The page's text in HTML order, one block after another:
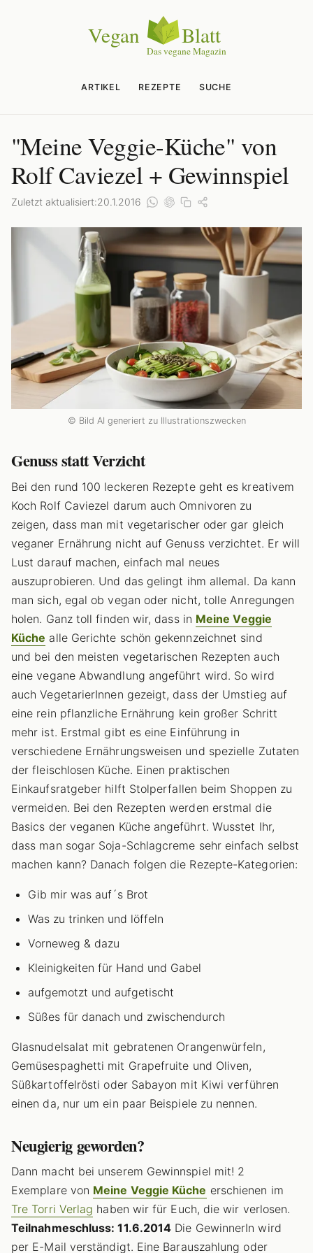
ARTIKEL REZEPTE SUCHE
"Meine Veggie-Küche" von
Rolf Caviezel + Gewinnspiel
Zuletzt aktualisiert:20.1.2016
© Bild AI generiert zu Illustrationszwecken
Genuss statt Verzicht
Bei den rund 100 leckeren Rezepte geht es kreativem
Koch Rolf Caviezel darum auch Omnivoren zu
zeigen, dass man mit vegetarischer oder gar gleich
veganer Ernährung nicht auf Genuss verzichtet. Er will
Lust darauf machen, einfach mal neues
auszuprobieren. Und das gelingt ihm allemal. Da kann
man sich, egal ob vegan oder nicht, tolle Anregungen
holen. Ganz toll finden wir, dass in Meine Veggie
Küche alle Gerichte schön gekennzeichnet sind
und bei den meisten vegetarischen Rezepten auch
eine vegane Abwandlung angeführt wird. So wird
auch VegetarierInnen gezeigt, dass der Umstieg auf
eine rein pflanzliche Ernährung kein großer Schritt
mehr ist. Erstmal gibt es eine Einführung in
verschiedene Ernährungsweisen und spezielle Zutaten
der fleischlosen Küche. Einen praktischen
Einkaufsratgeber hilft Stolperfallen beim Shoppen zu
vermeiden. Bei den Rezepten werden erstmal die
Basics der veganen Küche angeführt. Wusstet Ihr,
dass man sogar Soja-Schlagcreme sehr einfach selbst
machen kann? Danach folgen die Rezepte-Kategorien:
Gib mir was auf´s Brot
Was zu trinken und löffeln
Vorneweg & dazu
Kleinigkeiten für Hand und Gabel
aufgemotzt und aufgetischt
Süßes für danach und zwischendurch
Glasnudelsalat mit gebratenen Orangenwürfeln,
Gemüsespaghetti mit Grapefruite und Oliven,
Süßkartoffelrösti oder Sabayon mit Kiwi verführen
einen da, nur um ein paar Beispiele zu nennen.
Neugierig geworden?
Dann macht bei unserem Gewinnspiel mit! 2
Exemplare von Meine Veggie Küche erschienen im
Tre Torri Verlag haben wir für Euch, die wir verlosen.
Teilnahmeschluss: 11.6.2014 Die GewinnerIn wird
per E-Mail verständigt. Eine Barauszahlung oder